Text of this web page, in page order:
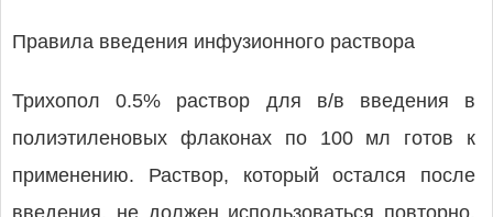
Правила введения инфузионного раствора
Трихопол 0.5% раствор для в/в введения в
полиэтиленовых флаконах по 100 мл готов к
применению. Раствор, который остался после
введения, не должен использоваться повторно.